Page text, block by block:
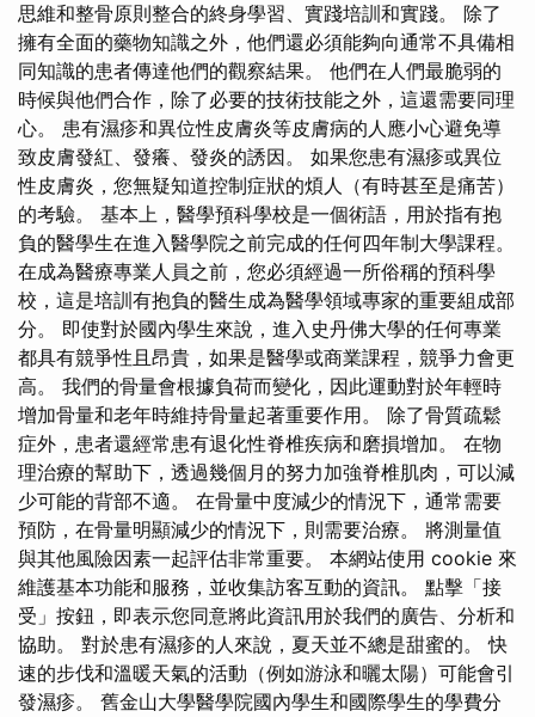
思維和整骨原則整合的終身學習、實踐培訓和實踐。 除了
擁有全面的藥物知識之外，他們還必須能夠向通常不具備相
同知識的患者傳達他們的觀察結果。 他們在人們最脆弱的
時候與他們合作，除了必要的技術技能之外，這還需要同理
心。 患有濕疹和異位性皮膚炎等皮膚病的人應小心避免導
致皮膚發紅、發癢、發炎的誘因。 如果您患有濕疹或異位
性皮膚炎，您無疑知道控制症狀的煩人（有時甚至是痛苦）
的考驗。 基本上，醫學預科學校是一個術語，用於指有抱
負的醫學生在進入醫學院之前完成的任何四年制大學課程。
在成為醫療專業人員之前，您必須經過一所俗稱的預科學
校，這是培訓有抱負的醫生成為醫學領域專家的重要組成部
分。 即使對於國內學生來說，進入史丹佛大學的任何專業
都具有競爭性且昂貴，如果是醫學或商業課程，競爭力會更
高。 我們的骨量會根據負荷而變化，因此運動對於年輕時
增加骨量和老年時維持骨量起著重要作用。 除了骨質疏鬆
症外，患者還經常患有退化性脊椎疾病和磨損增加。 在物
理治療的幫助下，透過幾個月的努力加強脊椎肌肉，可以減
少可能的背部不適。 在骨量中度減少的情況下，通常需要
預防，在骨量明顯減少的情況下，則需要治療。 將測量值
與其他風險因素一起評估非常重要。 本網站使用 cookie 來
維護基本功能和服務，並收集訪客互動的資訊。 點擊「接
受」按鈕，即表示您同意將此資訊用於我們的廣告、分析和
協助。 對於患有濕疹的人來說，夏天並不總是甜蜜的。 快
速的步伐和溫暖天氣的活動（例如游泳和曬太陽）可能會引
發濕疹。 舊金山大學醫學院國內學生和國際學生的學費分